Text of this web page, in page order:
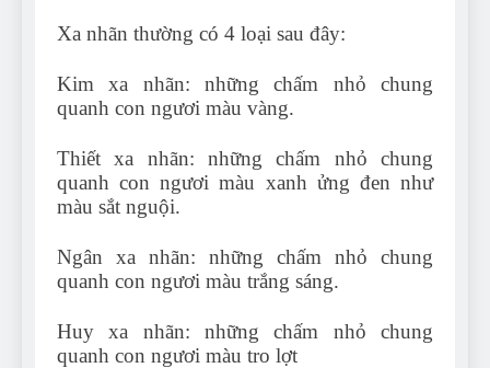
Xa nhãn thường có 4 loại sau đây:
Kim xa nhãn: những chấm nhỏ chung
quanh con ngươi màu vàng.
Thiết xa nhãn: những chấm nhỏ chung
quanh con ngươi màu xanh ửng đen như
màu sắt nguội.
Ngân xa nhãn: những chấm nhỏ chung
quanh con ngươi màu trắng sáng.
Huy xa nhãn: những chấm nhỏ chung
quanh con ngươi màu tro lợt